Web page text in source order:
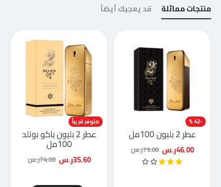
منتجات مماثلة قد يعجبك أيضاً
-42 %
عطر 2 بليون 100مل
46.00ر.س 79.00ر.س
-52 %
متوفر قريباً
عطر 2 بليون باكو بوتلد
100مل
35.60ر.س 74.00ر.س